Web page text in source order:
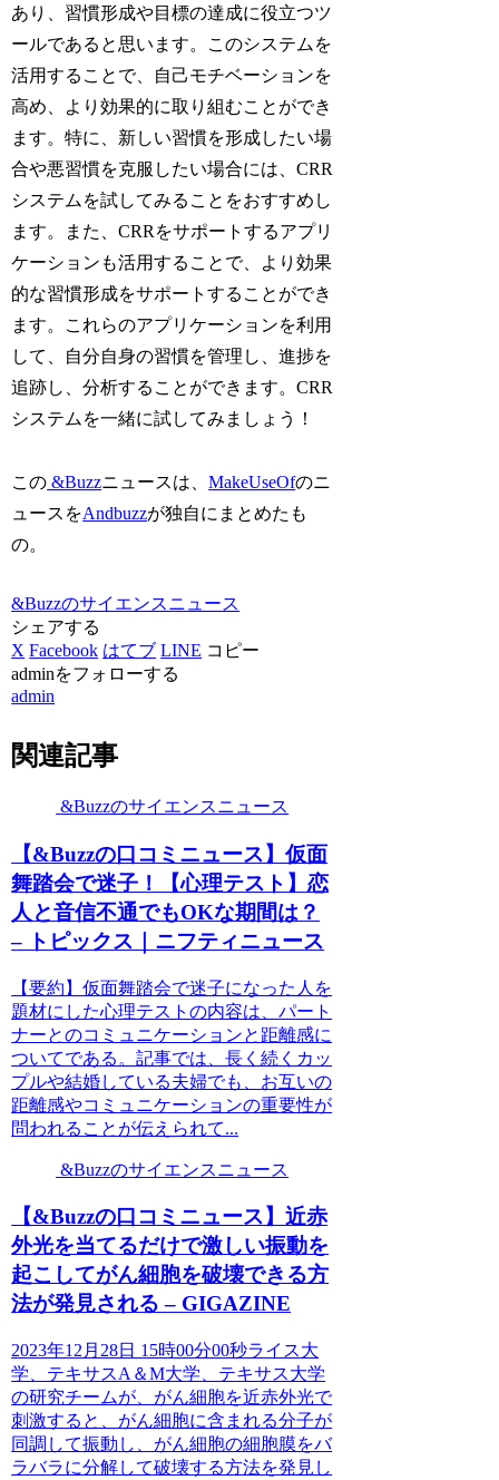
あり、習慣形成や目標の達成に役立つツ
ールであると思います。このシステムを
活用することで、自己モチベーションを
高め、より効果的に取り組むことができ
ます。特に、新しい習慣を形成したい場
合や悪習慣を克服したい場合には、CRR
システムを試してみることをおすすめし
ます。また、CRRをサポートするアプリ
ケーションも活用することで、より効果
的な習慣形成をサポートすることができ
ます。これらのアプリケーションを利用
して、自分自身の習慣を管理し、進捗を
追跡し、分析することができます。CRR
システムを一緒に試してみましょう！
この &Buzzニュースは、MakeUseOfのニ
ュースをAndbuzzが独自にまとめたも
の。
&Buzzのサイエンスニュース
シェアする
X Facebook はてブ LINE コピー
adminをフォローする
admin
関連記事
&Buzzのサイエンスニュース
【&Buzzの口コミニュース】仮面
舞踏会で迷子！【心理テスト】恋
人と音信不通でもOKな期間は？
– トピックス｜ニフティニュース
【要約】仮面舞踏会で迷子になった人を
題材にした心理テストの内容は、パート
ナーとのコミュニケーションと距離感に
ついてである。記事では、長く続くカッ
プルや結婚している夫婦でも、お互いの
距離感やコミュニケーションの重要性が
問われることが伝えられて...
&Buzzのサイエンスニュース
【&Buzzの口コミニュース】近赤
外光を当てるだけで激しい振動を
起こしてがん細胞を破壊できる方
法が発見される – GIGAZINE
2023年12月28日 15時00分00秒ライス大
学、テキサスA＆M大学、テキサス大学
の研究チームが、がん細胞を近赤外光で
刺激すると、がん細胞に含まれる分子が
同調して振動し、がん細胞の細胞膜をバ
ラバラに分解して破壊する方法を発見し